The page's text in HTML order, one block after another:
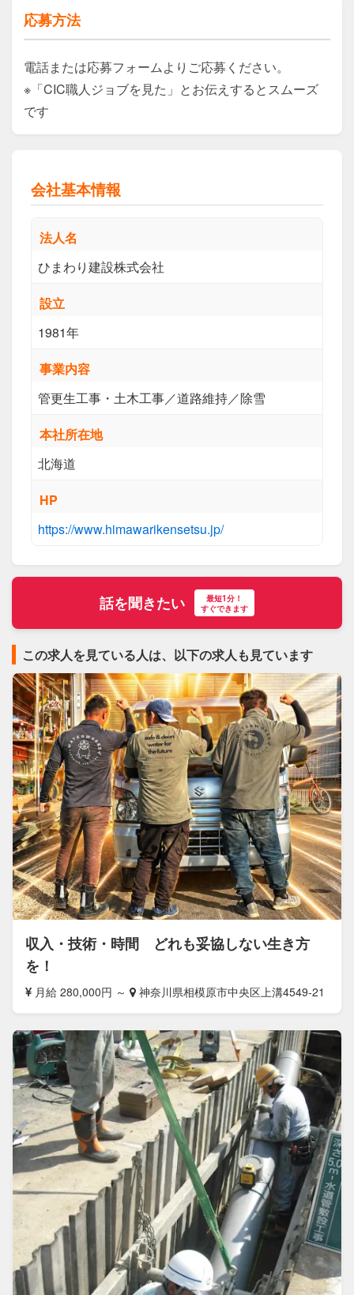
応募方法
電話または応募フォームよりご応募ください。
※「CIC職人ジョブを見た」とお伝えするとスムーズ
です
会社基本情報
法人名
ひまわり建設株式会社
設立
1981年
事業内容
管更生工事・土木工事／道路維持／除雪
本社所在地
北海道
HP
https://www.himawarikensetsu.jp/
話を聞きたい
最短1分！
すぐできます
この求人を見ている人は、以下の求人も見ています
収入・技術・時間 どれも妥協しない生き方
を！
月給 280,000円 ～ 神奈川県相模原市中央区上溝4549-21